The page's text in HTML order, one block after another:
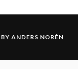
ANDERS NORÉN